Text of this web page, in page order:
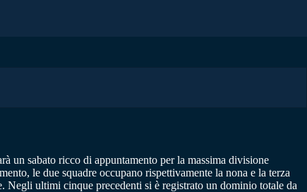
un sabato ricco di appuntamento per la massima divisione
le due squadre occupano rispettivamente la nona e la terza
Negli ultimi cinque precedenti si è registrato un dominio totale da